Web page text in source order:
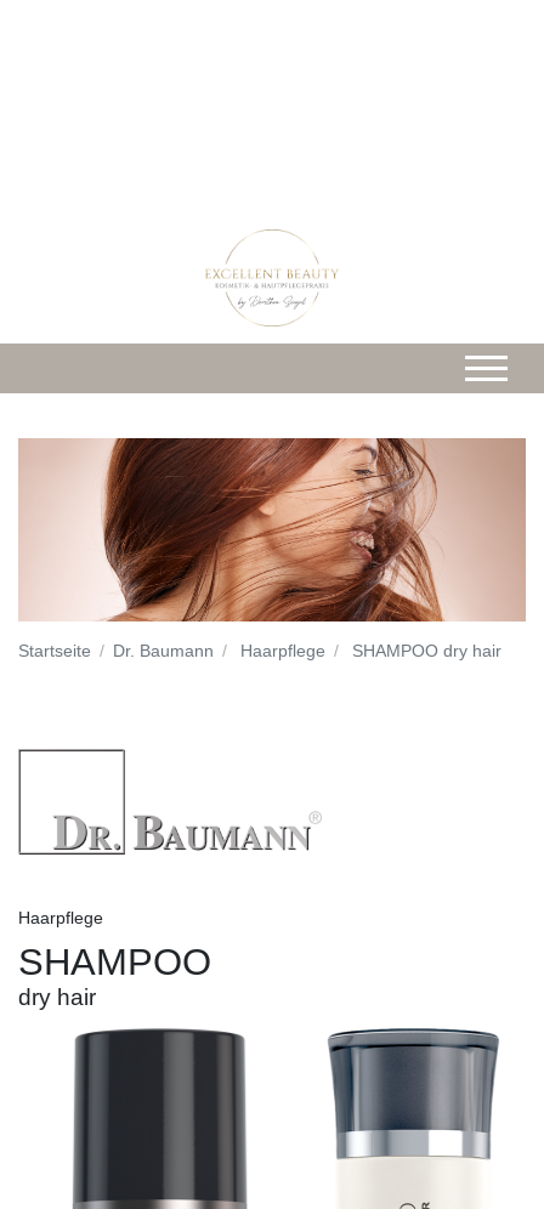
Startseite Dr. Baumann Haarpflege SHAMPOO dry hair
Haarpflege
SHAMPOO
dry hair